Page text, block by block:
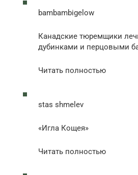
bambambigelow
Канадские тюремщики
дубинками и перцовыми
Читать полностью
stas shmelev
«Игла Кощея»
Читать полностью